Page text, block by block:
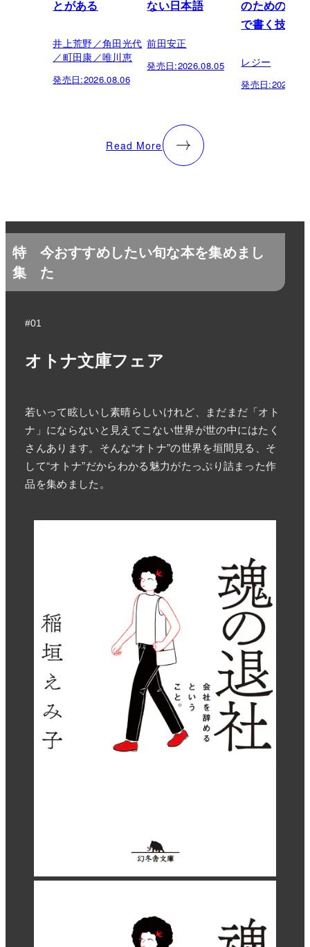
とがある
井上荒野／角田光代
／町田康／唯川恵
発売日:2026.08.06
ない日本語
前田安正
発売日:2026.08.05
のための「
で書く技術
レジー
発売日:
Read More
特
集
今おすすめしたい旬な本を集めまし
た
#01
オトナ文庫フェア
若いって眩しいし素晴らしいけれど、まだまだ「オト
ナ」にならないと見えてこない世界が世の中にはたく
さんあります。そんな“オトナ”の世界を垣間見る、そ
して“オトナ”だからわかる魅力がたっぷり詰まった作
品を集めました。